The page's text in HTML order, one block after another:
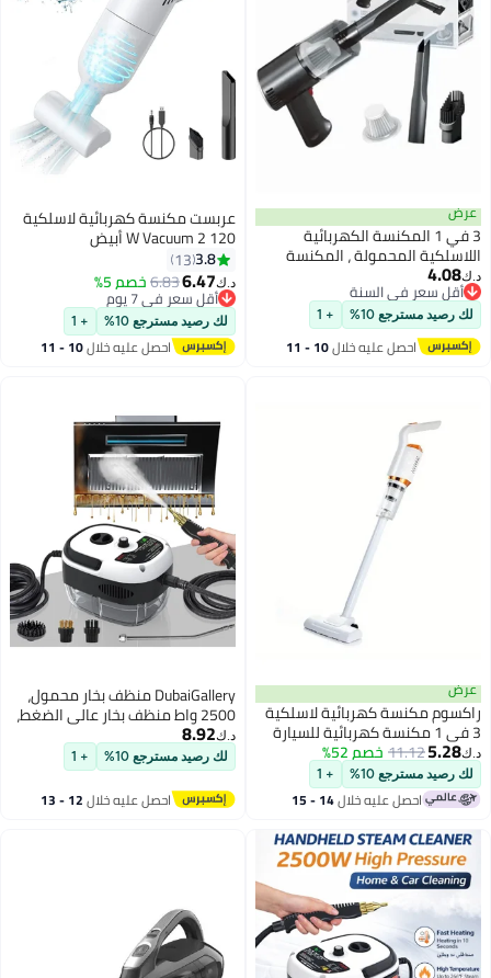
3 في 1 المكنسة الكهربائية
المحمولة ، المكنسة
للسيارات المحمولة للنوم
والكمبيوتر الشخصي مع فلتر HEPA
الكهربائية لوحة المفاتيح
للسيارات والمكاتب والتنظيف
سعر في السنة
سعر في السنة
مسترجع 10% + 1
احصل عليه خلال 10 - 11
عربست مكنسة كهربائية لاسلكية
3.8
13
6.47
6.83خصم 5%
أقل سعر في 7 يوم
أقل سعر في 7 يوم
لك رصيد مسترجع 10% + 1
احصل عليه خلال 10 - 11
مكنسة كهربائية لاسلكية
3 في 1 مكنسة كهربائية للسيارة
والمنزل، قوة شفط عالية 7500
باسكال، قوة مصنفة 120 وات،
كهربائية محمولة خفيفة
ومتينة وصغيرة قابلة لإعادة
11.12خصم 52%
مسترجع 10% + 1
احصل عليه خلال 14 - 15
DubaiGallery منظف بخار محمول،
2500 واط منظف بخار عالي الضغط،
مع 3 رؤوس فرشاة، بخار سريع
التسخين بدرجة حرارة عالية
للاستخدام المنزلي، تفصيل السيارات،
المطبخ، الحمام، الأثاث
8.92
لك رصيد مسترجع 10% + 1
احصل عليه خلال 12 - 13